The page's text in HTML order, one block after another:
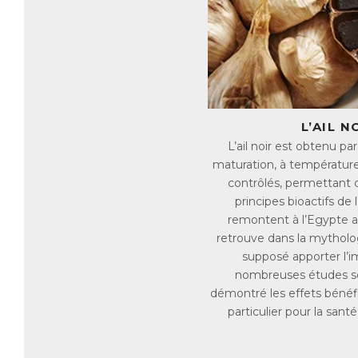
Il
L’AIL
L’ail noir est obtenu
maturation, à
contrôlés, permettant
principes bioactifs de
remontent à l’Egypte
retrouve dans la
supposé apporter
nombreuses études
démontré les effets
particulier pour la